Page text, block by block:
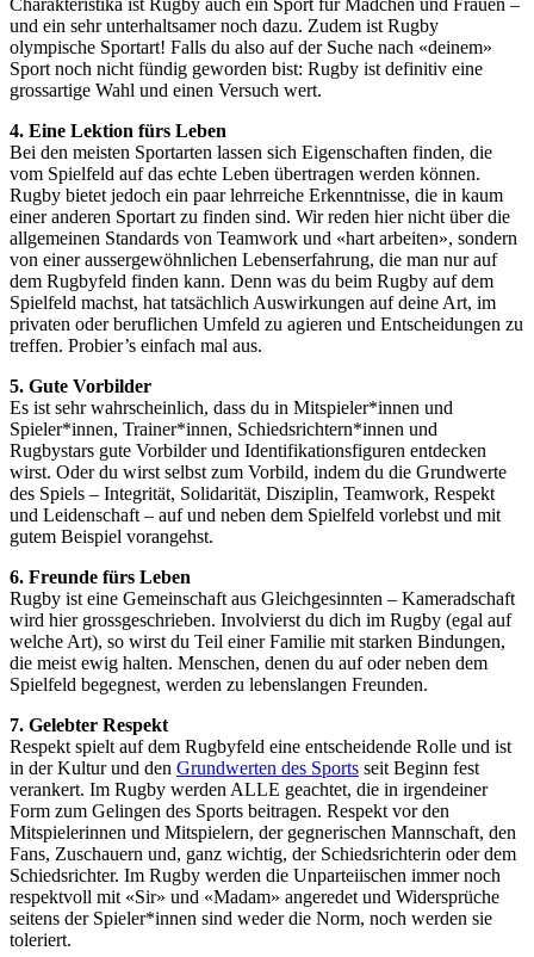
und ein sehr unterhaltsamer noch dazu. Zudem ist Rugby
olympische Sportart! Falls du also auf der Suche nach «deinem»
Sport noch nicht fündig geworden bist: Rugby ist definitiv eine
grossartige Wahl und einen Versuch wert.
4. Eine Lektion fürs Leben
Bei den meisten Sportarten lassen sich Eigenschaften finden, die
vom Spielfeld auf das echte Leben übertragen werden können.
Rugby bietet jedoch ein paar lehrreiche Erkenntnisse, die in kaum
einer anderen Sportart zu finden sind. Wir reden hier nicht über die
allgemeinen Standards von Teamwork und «hart arbeiten», sondern
von einer aussergewöhnlichen Lebenserfahrung, die man nur auf
dem Rugbyfeld finden kann. Denn was du beim Rugby auf dem
Spielfeld machst, hat tatsächlich Auswirkungen auf deine Art, im
privaten oder beruflichen Umfeld zu agieren und Entscheidungen zu
treffen. Probier’s einfach mal aus.
5. Gute Vorbilder
Es ist sehr wahrscheinlich, dass du in Mitspieler*innen und
Spieler*innen, Trainer*innen, Schiedsrichtern*innen und
Rugbystars gute Vorbilder und Identifikationsfiguren entdecken
wirst. Oder du wirst selbst zum Vorbild, indem du die Grundwerte
des Spiels – Integrität, Solidarität, Disziplin, Teamwork, Respekt
und Leidenschaft – auf und neben dem Spielfeld vorlebst und mit
gutem Beispiel vorangehst.
6. Freunde fürs Leben
Rugby ist eine Gemeinschaft aus Gleichgesinnten – Kameradschaft
wird hier grossgeschrieben. Involvierst du dich im Rugby (egal auf
welche Art), so wirst du Teil einer Familie mit starken Bindungen,
die meist ewig halten. Menschen, denen du auf oder neben dem
Spielfeld begegnest, werden zu lebenslangen Freunden.
7. Gelebter Respekt
Respekt spielt auf dem Rugbyfeld eine entscheidende Rolle und ist
in der Kultur und den Grundwerten des Sports seit Beginn fest
verankert. Im Rugby werden ALLE geachtet, die in irgendeiner
Form zum Gelingen des Sports beitragen. Respekt vor den
Mitspielerinnen und Mitspielern, der gegnerischen Mannschaft, den
Fans, Zuschauern und, ganz wichtig, der Schiedsrichterin oder dem
Schiedsrichter. Im Rugby werden die Unparteiischen immer noch
respektvoll mit «Sir» und «Madam» angeredet und Widersprüche
seitens der Spieler*innen sind weder die Norm, noch werden sie
toleriert.